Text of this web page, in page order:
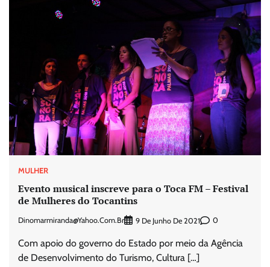
MULHER
Evento musical inscreve para o Toca FM – Festival
de Mulheres do Tocantins
Dinomarmiranda@yahoo.com.br 9 De Junho De 2021 0
Com apoio do governo do Estado por meio da Agência
de Desenvolvimento do Turismo, Cultura […]